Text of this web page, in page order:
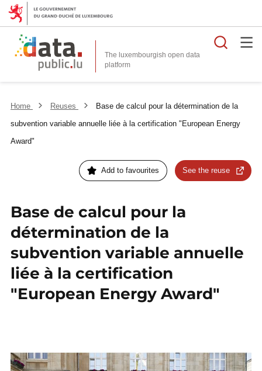
The luxembourgish open data
platform
Home Reuses
Base de calcul pour la détermination de la
subvention variable annuelle liée à la certification "European Energy
Award"
Add to favourites See the reuse
Base de calcul pour la
détermination de la
subvention variable annuelle
liée à la certification
"European Energy Award"